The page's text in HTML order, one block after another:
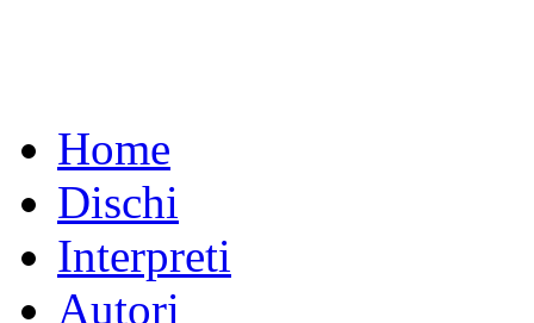
Home
Dischi
Interpreti
Autori